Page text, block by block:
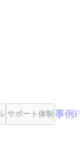
サポート体制 事例